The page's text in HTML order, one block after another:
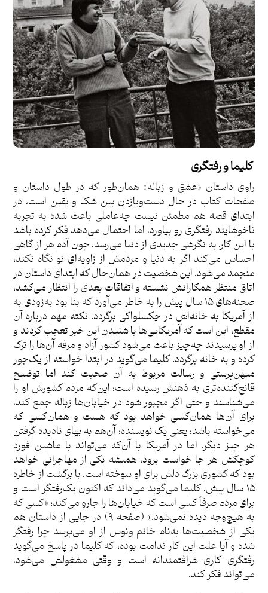
کلیما و رفتگری
راوی داستان «عشق و زباله» همان‌طور که در طول داستان و
صفحات کتاب در حال دست‌وپازدن بین شک و یقین است، در
ابتدای قصه هم مطمئن نیست چه‌عاملی باعث شده به تجربه
ناخوشایند رفتگری رو بیاورد، اما احتمال می‌دهد فکر کرده باشد
با این کار، به نگرشی جدیدی از دنیا می‌رسد. چون آدم هر از گاهی
احساس می‌کند اگر به دنیا و مردمش از زاویه‌ای نو نگاه نکند،
منجمد می‌شود. این شخصیت در همان‌حال که ابتدای داستان در
اتاق منتظر همکارانش نشسته و اتفاقات بعدی را انتظار می‌کشد،
صحنه‌های ۱۵ سال پیش را به خاطر می‌آورد که بنا بود به‌زودی به
از آمریکا به خانه‌اش در چکسلواکی برگردد. نکته مهم درباره آن
مقطع، این است که آمریکایی‌ها با شنیدن این خبر تعجب کردند و
از او پرسیدند چه‌چیز باعث می‌شود کشور آزاد و مرفه آن‌ها را ترک
کرده و به خانه برگردد. کلیما می‌گوید در ابتدا خواسته از یک‌جور
میهن‌پرستی و رسالت مربوط به آن صحبت کند اما توضیح
قانع‌کننده‌تری به ذهنش رسیده است؛ این‌که مردم کشورش او را
می‌شناسند و حتی اگر مجبور شود در خیابان‌ها زباله جمع کند،
برای آن‌ها همان‌کسی خواهد بود که هست و همان‌کسی که
می‌خواسته باشد؛ یعنی یک نویسنده؛ آن‌هم به بهای نادیده گرفتن
هر چیز دیگر. اما در آمریکا با آن‌که می‌تواند با ماشین فورد
کوچکش هر جا خواست برود، همیشه یکی از مهاجرانی خواهد
بود که کشوری بزرگ دلش برای او سوخته است. با برگشت از خاطره
۱۵ سال پیش، کلیما می‌گوید می‌داند که اکنون یک‌رفتگر است و
برای مردم صرفاً کسی است که خیابان‌ها را جارو می‌کند؛ «کسی که
به هیچ‌وجه دیده نمی‌شود.» (صفحه ۹) در جایی از داستان هم
یکی از شخصیت‌ها به‌نام خانم ونوس از او می‌پرسد چرا رفتگر
شده و آیا علت این کار ندامت بوده، که کلیما در پاسخ می‌گوید
رفتگری کاری شرافتمندانه است و وقتی مشغولش می‌شود،
می‌تواند فکر کند.